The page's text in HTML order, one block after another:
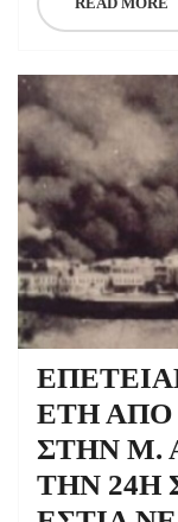
ΕΤΗ
ΣΤΗΝ Μ.
ΤΗΝ 24Η